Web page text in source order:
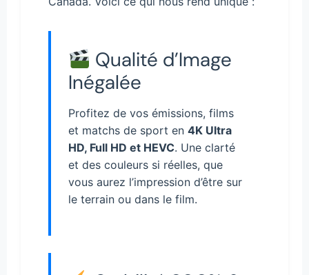
Qualité d’Image
Inégalée
Profitez de vos émissions, films
et matchs de sport en 4K Ultra
HD, Full HD et HEVC. Une clarté
et des couleurs si réelles, que
vous aurez l’impression d’être sur
le terrain ou dans le film.